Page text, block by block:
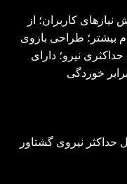
پوشش نیازهای کاربران؛ از
بیشتر؛ طراحی بازوی
نیرو؛ دارای
خوردگی
نیروی گشتاور